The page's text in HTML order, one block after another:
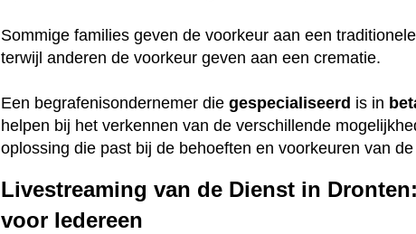
Sommige families geven de voorkeur aan een
terwijl anderen de voorkeur geven aan een crematie.
Een begrafenisondernemer diegespecialiseerd is in
helpen bij het verkennen van de verschillende
oplossing die past bij de behoeften en voorkeuren van
Livestreaming van de Dienst in
voor Iedereen